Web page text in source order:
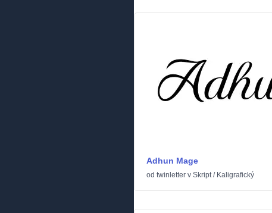
Adhun Mage
od twinletter v Skript/ Kaligrafický